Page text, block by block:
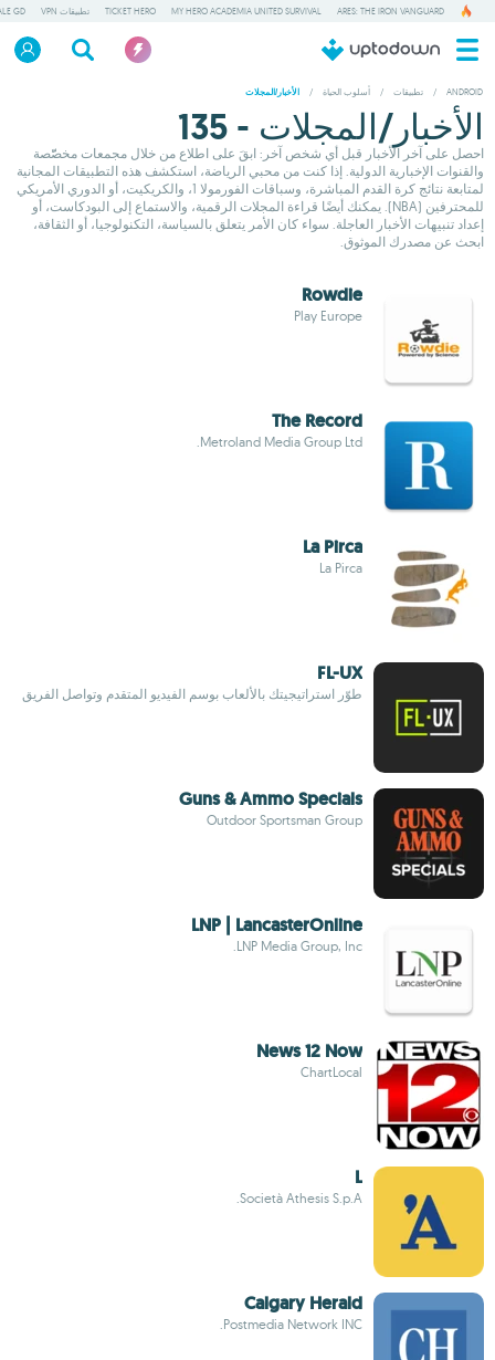
ARES: THE IRON VANGUARD
MY HERO ACADEMIA UNITED SURVIVAL
TICKET HERO تطبيقات VPN GD
ANDROID
/ تطبيقات / أسلوب الحياة / الأخبار/المجلات
الأخبار/المجلات - 135
احصل على آخر الأخبار قبل أي شخص آخر: ابقَ على اطلاع من خلال مجمعات مخصّّصة
والقنوات الإخبارية الدولية. إذا كنت من محبي الرياضة، استكشف هذه التطبيقات المجانية
لمتابعة نتائج كرة القدم المباشرة، وسباقات الفورمولا 1، والكريكيت، أو الدوري الأمريكي
للمحترفين (NBA). يمكنك أيضًا قراءة المجلات الرقمية، والاستماع إلى البودكاست، أو
إعداد تنبيهات الأخبار العاجلة. سواء كان الأمر يتعلق بالسياسة، التكنولوجيا، أو الثقافة،
ابحث عن مصدرك الموثوق.
Rowdie
Play Europe
The Record
Metroland Media Group Ltd.
La Pirca
La Pirca
FL-UX
طوّر استراتيجيتك بالألعاب بوسم الفيديو المتقدم وتواصل الفريق
Guns & Ammo Specials
Outdoor Sportsman Group
LNP | LancasterOnline
LNP Media Group, Inc.
News 12 Now
ChartLocal
L
Società Athesis S.p.A.
Calgary Herald
Postmedia Network INC.